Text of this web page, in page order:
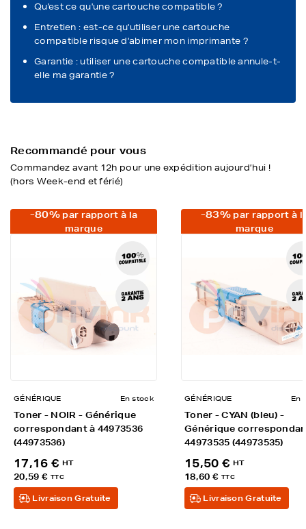
Qu'est ce qu'une cartouche compatible ?
Entretien : est-ce qu'utiliser une cartouche
compatible risque d'abimer mon imprimante ?
Garantie : utiliser une cartouche compatible annule-t-
elle ma garantie ?
Recommandé pour vous
Commandez avant 12h pour une expédition aujourd’hui !
(hors Week-end et férié)
-80% par rapport à la
marque
GÉNÉRIQUE En stock
Toner - NOIR - Générique
correspondant à 44973536
(44973536)
17,16 € HT
20,59 € TTC
Livraison Gratuite
-83% par rapport à
marque
GÉNÉRIQUE En
Toner - CYAN (bleu) -
Générique
44973535 (44973535)
15,50 € HT
18,60 € TTC
Livraison Gratuite